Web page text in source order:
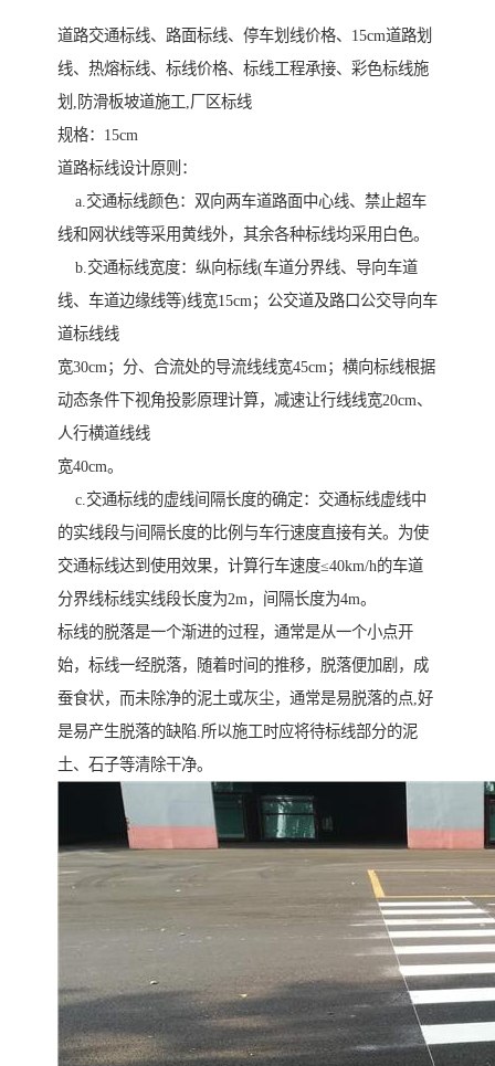
道路交通标线、路面标线、停车划线价格、15cm道路划
线、热熔标线、标线价格、标线工程承接、彩色标线施
划,防滑板坡道施工,厂区标线
规格：15cm
道路标线设计原则：
a.交通标线颜色：双向两车道路面中心线、禁止超车
线和网状线等采用黄线外，其余各种标线均采用白色。
b.交通标线宽度：纵向标线(车道分界线、导向车道
线、车道边缘线等)线宽15cm；公交道及路口公交导向车
道标线线
宽30cm；分、合流处的导流线线宽45cm；横向标线根据
动态条件下视角投影原理计算，减速让行线线宽20cm、
人行横道线线
宽40cm。
c.交通标线的虚线间隔长度的确定：交通标线虚线中
的实线段与间隔长度的比例与车行速度直接有关。为使
交通标线达到使用效果，计算行车速度≤40km/h的车道
分界线标线实线段长度为2m，间隔长度为4m。
标线的脱落是一个渐进的过程，通常是从一个小点开
始，标线一经脱落，随着时间的推移，脱落便加剧，成
蚕食状，而未除净的泥土或灰尘，通常是易脱落的点,好
是易产生脱落的缺陷.所以施工时应将待标线部分的泥
土、石子等清除干净。